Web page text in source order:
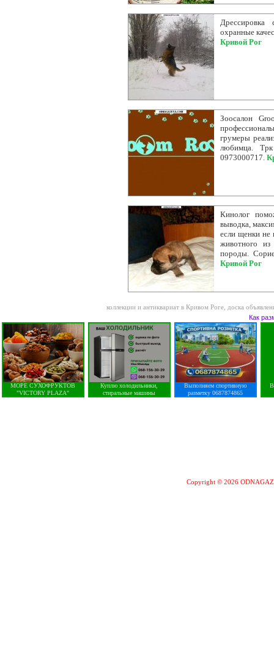
Дрессировка
охранные
Кривой Рог
Зоосалон
грумеры
любимца.
0973000717.
Кинолог
выводка,
если щенки не
животного
породы.
Кривой Рог
коллекции и антиквариат в Кривом Роге доска
Как
МОРЕ СУХОФРУКТОВ
"VICTORY PLAZA"
Куплю холодильники,
стиральные машины
Выполняем спортивную
разметку 0687874865
Copyright © 2026